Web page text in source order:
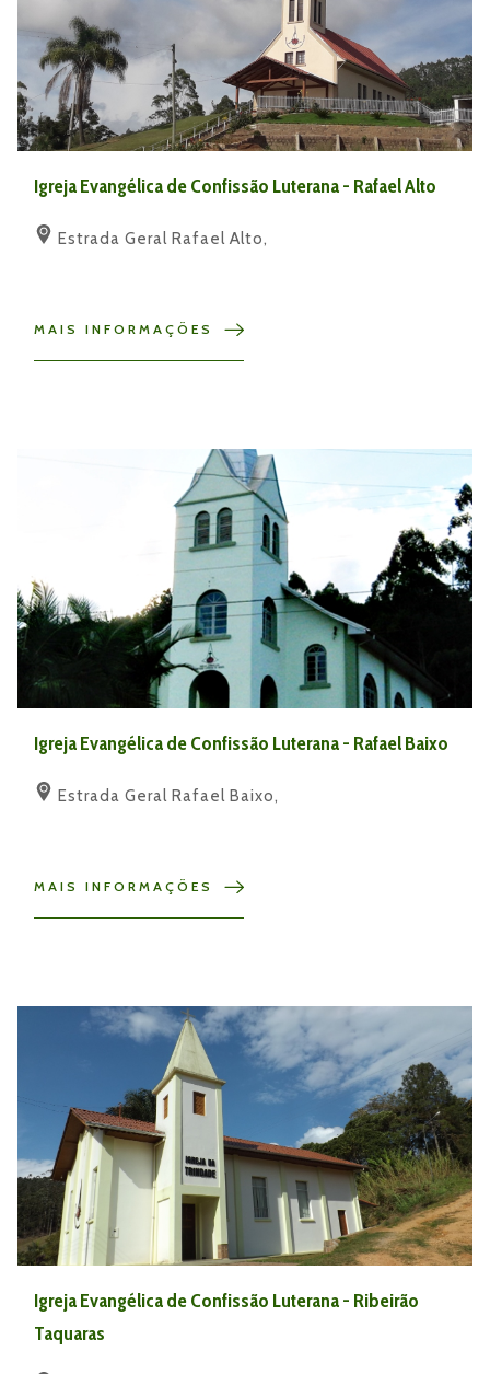
Igreja Evangélica de Confissão Luterana - Rafael Alto
Estrada Geral Rafael Alto,
MAIS INFORMAÇÕES
Igreja Evangélica de Confissão Luterana - Rafael Baixo
Estrada Geral Rafael Baixo,
MAIS INFORMAÇÕES
Igreja Evangélica de Confissão Luterana - Ribeirão
Taquaras